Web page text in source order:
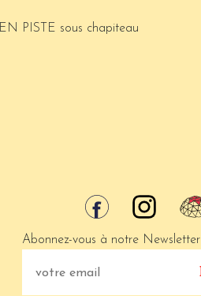
PISTE sous chapiteau
Abonnez-vous à notre Newsletter